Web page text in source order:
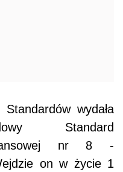
wydała
Standard
nr 8 -
on w życie 1